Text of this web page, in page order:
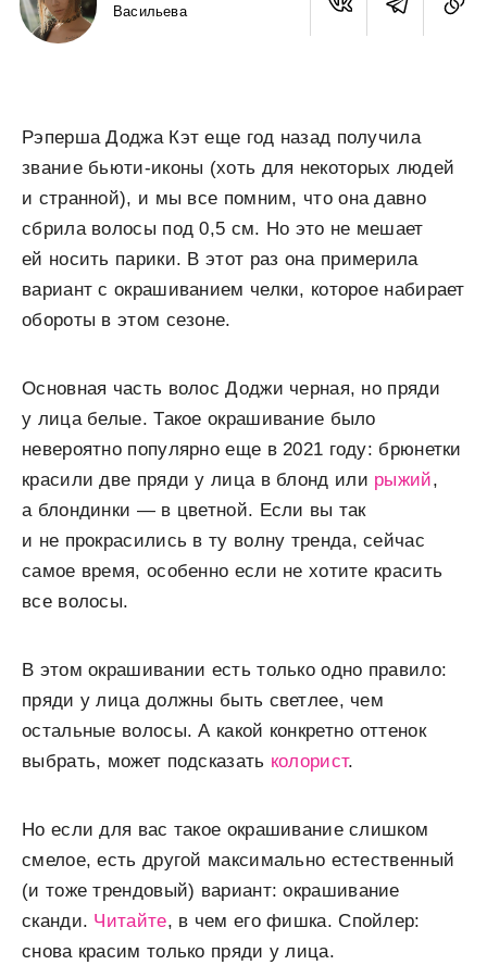
Васильева
Рэперша Доджа Кэт еще год назад получила
звание бьюти-иконы (хоть для некоторых людей
и странной), и мы все помним, что она давно
сбрила волосы под 0,5 см. Но это не мешает
ей носить парики. В этот раз она примерила
вариант с окрашиванием челки, которое набирает
обороты в этом сезоне.
Основная часть волос Доджи черная, но пряди
у лица белые. Такое окрашивание было
невероятно популярно еще в 2021 году: брюнетки
красили две пряди у лица в блонд или рыжий,
а блондинки — в цветной. Если вы так
и не прокрасились в ту волну тренда, сейчас
самое время, особенно если не хотите красить
все волосы.
В этом окрашивании есть только одно правило:
пряди у лица должны быть светлее, чем
остальные волосы. А какой конкретно оттенок
выбрать, может подсказать колорист.
Но если для вас такое окрашивание слишком
смелое, есть другой максимально естественный
(и тоже трендовый) вариант: окрашивание
сканди. Читайте, в чем его фишка. Спойлер:
снова красим только пряди у лица.